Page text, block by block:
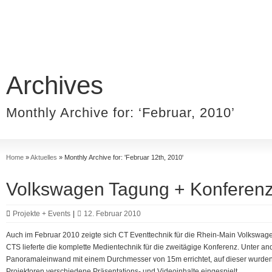
Archives
Monthly Archive for: ‘Februar, 2010’
Home »Aktuelles » Monthly Archive for: 'Februar 12th, 2010'
Volkswagen Tagung +
Projekte + Events 12. Februar 2010
Auch im Februar 2010 zeigte sich CT Eventtechnik für die Rhein-Main
CTS lieferte die komplette Medientechnik für die zweitägige Konferenz. Unter
Panoramaleinwand mit einem Durchmesser von 15m errichtet, auf dieser